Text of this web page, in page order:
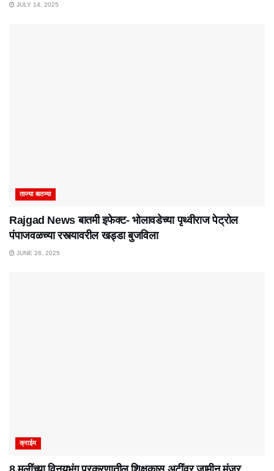
JULY 14, 2025
ताज्या बातम्या
Rajgad News बातमी इफेक्ट- भोलावडेच्या पृथ्वीराज पेट्रोल
पंपाजवळच्या रस्त्यावरील खड्डा बुजविला
JUNE 26, 2025
क्राईम